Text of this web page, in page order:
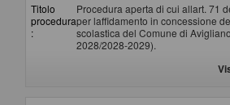
Titolo
procedura
:
Procedura aperta di cui allart. 71
per laffidamento in concessione
scolastica del Comune di
2028/2028-2029).